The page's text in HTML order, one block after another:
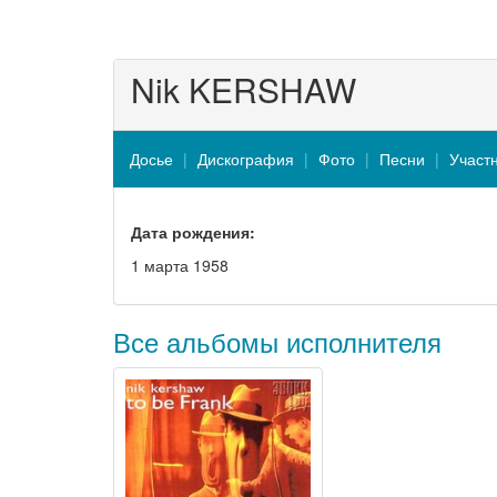
Nik KERSHAW
Досье Дискография Фото Песни
Дата рождения:
1 марта 1958
Все альбомы исполнителя